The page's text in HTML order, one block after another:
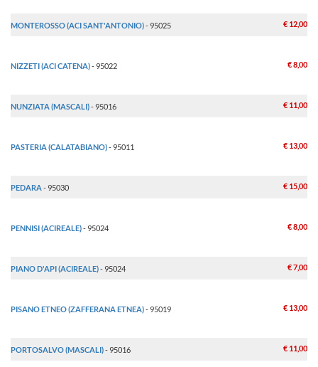
MONTEROSSO (ACI SANT'ANTONIO)- 95025 € 12,00
NIZZETI (ACI CATENA)- 95022 € 8,00
NUNZIATA (MASCALI)- 95016 € 11,00
PASTERIA (CALATABIANO)- 95011 € 13,00
PEDARA- 95030 € 15,00
PENNISI (ACIREALE)- 95024 € 8,00
PIANO D'API (ACIREALE)- 95024 € 7,00
PISANO ETNEO (ZAFFERANA ETNEA)- 95019 € 13,00
PORTOSALVO (MASCALI)- 95016 € 11,00